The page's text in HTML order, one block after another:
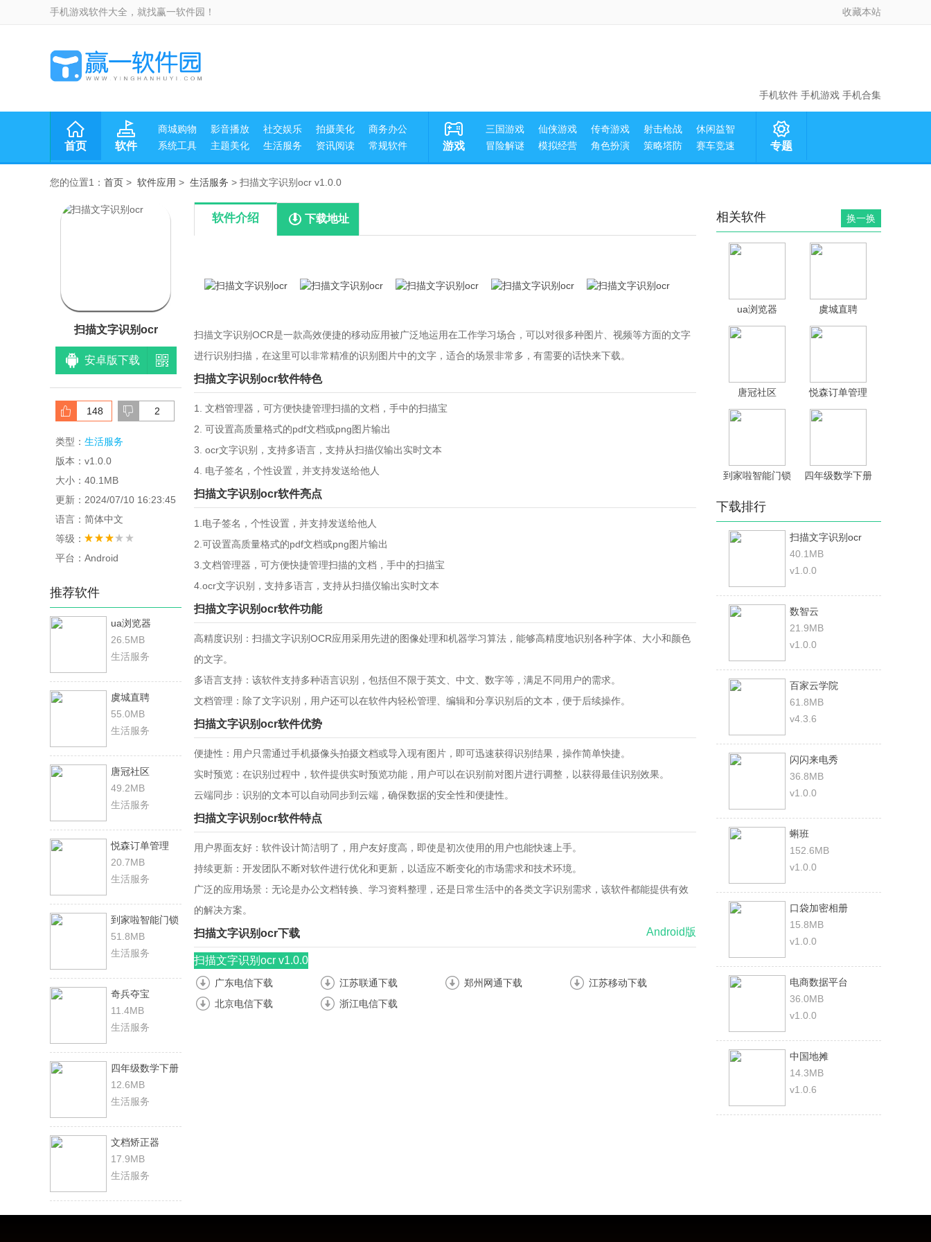
手机游戏软件大全，就找赢一软件园！ 收藏本站
手机软件 手机游戏 手机合集
首页 软件
商城购物 影音播放 社交娱乐 拍摄美化
商务办公
系统工具
主题美化 生活服务 资讯阅读 常规软件 游戏
三国游戏 仙侠游戏 传奇游戏 射击枪战
休闲益智
冒险解谜
模拟经营 角色扮演 策略塔防 赛车竞速 专题
您的位置1： 首页 > 软件应用 > 生活服务 > 扫描文字识别ocr v1.0.0
扫描文字识别ocr
安卓版下载
148 2
类型： 生活服务
版本：v1.0.0
大小：40.1MB
更新：2024/07/10 16:23:45
语言：简体中文
等级：
平台：Android
推荐软件
ua浏览器
26.5MB
生活服务
虞城直聘
55.0MB
生活服务
唐冠社区
49.2MB
生活服务
悦森订单管理
20.7MB
生活服务
到家啦智能门锁
51.8MB
生活服务
奇兵夺宝
11.4MB
生活服务
四年级数学下册
12.6MB
生活服务
文档矫正器
17.9MB
生活服务
软件介绍 下载地址
扫描文字识别OCR是一款高效便捷的移动应用被广泛地运用在工作学习场合，可以对很多种图片、视频等方面的文字
进行识别扫描，在这里可以非常精准的识别图片中的文字，适合的场景非常多，有需要的话快来下载。
扫描文字识别ocr软件特色
1. 文档管理器，可方便快捷管理扫描的文档，手中的扫描宝
2. 可设置高质量格式的pdf文档或png图片输出
3. ocr文字识别，支持多语言，支持从扫描仪输出实时文本
4. 电子签名，个性设置，并支持发送给他人
扫描文字识别ocr软件亮点
1.电子签名，个性设置，并支持发送给他人
2.可设置高质量格式的pdf文档或png图片输出
3.文档管理器，可方便快捷管理扫描的文档，手中的扫描宝
4.ocr文字识别，支持多语言，支持从扫描仪输出实时文本
扫描文字识别ocr软件功能
高精度识别：扫描文字识别OCR应用采用先进的图像处理和机器学习算法，能够高精度地识别各种字体、大小和颜色
的文字。
多语言支持：该软件支持多种语言识别，包括但不限于英文、中文、数字等，满足不同用户的需求。
文档管理：除了文字识别，用户还可以在软件内轻松管理、编辑和分享识别后的文本，便于后续操作。
扫描文字识别ocr软件优势
便捷性：用户只需通过手机摄像头拍摄文档或导入现有图片，即可迅速获得识别结果，操作简单快捷。
实时预览：在识别过程中，软件提供实时预览功能，用户可以在识别前对图片进行调整，以获得最佳识别效果。
云端同步：识别的文本可以自动同步到云端，确保数据的安全性和便捷性。
扫描文字识别ocr软件特点
用户界面友好：软件设计简洁明了，用户友好度高，即使是初次使用的用户也能快速上手。
持续更新：开发团队不断对软件进行优化和更新，以适应不断变化的市场需求和技术环境。
广泛的应用场景：无论是办公文档转换、学习资料整理，还是日常生活中的各类文字识别需求，该软件都能提供有效
的解决方案。
扫描文字识别ocr下载 Android版
扫描文字识别ocr v1.0.0
广东电信下载 江苏联通下载 郑州网通下载
江苏移动下载
北京电信下载
浙江电信下载
换一换
相关软件
ua浏览器 虞城直聘
唐冠社区 悦森订单管理
到家啦智能门锁 四年级数学下册
下载排行
扫描文字识别ocr
40.1MB
v1.0.0
数智云
21.9MB
v1.0.0
百家云学院
61.8MB
v4.3.6
闪闪来电秀
36.8MB
v1.0.0
蝌班
152.6MB
v1.0.0
口袋加密相册
15.8MB
v1.0.0
电商数据平台
36.0MB
v1.0.0
中国地摊
14.3MB
v1.0.6